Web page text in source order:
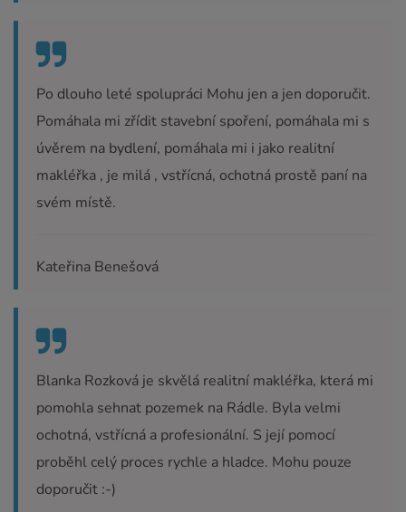
Po dlouho leté spolupráci Mohu jen a jen doporučit.
Pomáhala mi zřídit stavební spoření, pomáhala mi s
úvěrem na bydlení, pomáhala mi i jako realitní
makléřka , je milá , vstřícná, ochotná prostě paní na
svém místě.
Kateřina Benešová
Blanka Rozková je skvělá realitní makléřka, která mi
pomohla sehnat pozemek na Rádle. Byla velmi
ochotná, vstřícná a profesionální. S její pomocí
proběhl celý proces rychle a hladce. Mohu pouze
doporučit :-)